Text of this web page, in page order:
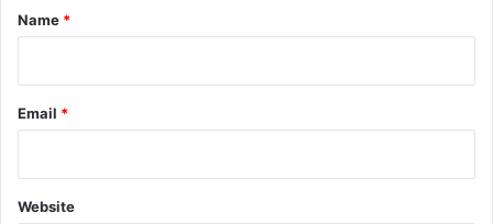
*
Name *
Email *
Website